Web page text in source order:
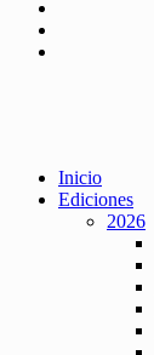
Inicio
Ediciones
2026